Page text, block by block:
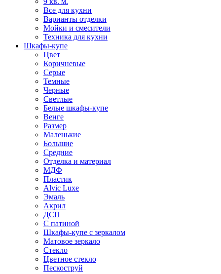
Все для кухни
Варианты отделки
Мойки и смесители
Техника для кухни
Шкафы-купе
Цвет
Коричневые
Серые
Темные
Черные
Светлые
Белые шкафы-купе
Венге
Размер
Маленькие
Большие
Средние
Отделка и материал
МДФ
Пластик
Alvic Luxe
Эмаль
Акрил
ДСП
С патиной
Шкафы-купе с зеркалом
Матовое зеркало
Стекло
Цветное стекло
Пескоструй